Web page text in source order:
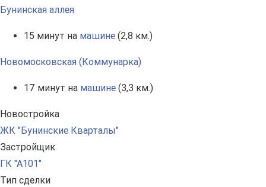
Бунинская аллея
15 минут на машине (2,8 км.)
Новомосковская (Коммунарка)
17 минут на машине (3,3 км.)
Новостройка
ЖК "Бунинские Кварталы"
Застройщик
ГК "А101"
Тип сделки